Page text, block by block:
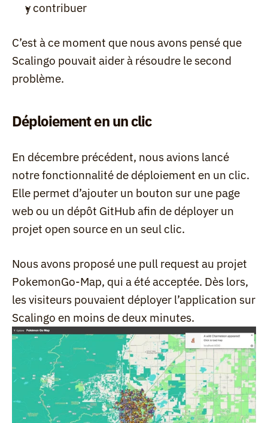
y contribuer
C’est à ce moment que nous avons pensé que
Scalingo pouvait aider à résoudre le second
problème.
Déploiement en un clic
En décembre précédent, nous avions lancé
notre fonctionnalité de déploiement en un clic.
Elle permet d’ajouter un bouton sur une page
web ou un dépôt GitHub afin de déployer un
projet open source en un seul clic.
Nous avons proposé une pull request au projet
PokemonGo-Map, qui a été acceptée. Dès lors,
les visiteurs pouvaient déployer l’application sur
Scalingo en moins de deux minutes.